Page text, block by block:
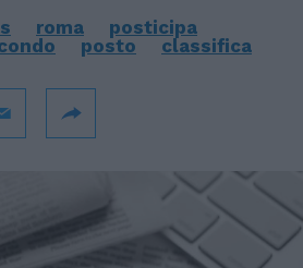
roma
posticipa
posto classifica